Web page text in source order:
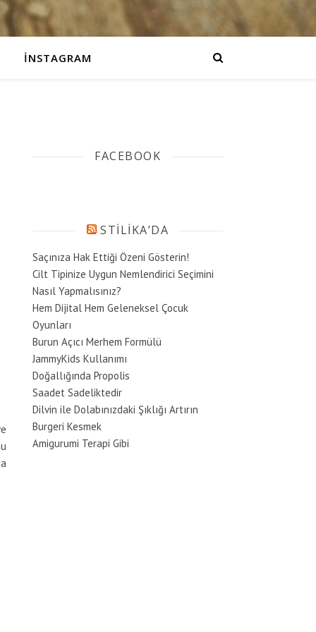
İNSTAGRAM
FACEBOOK
STILIKA’DA
Saçınıza Hak Ettiği Özeni Gösterin!
Cilt Tipinize Uygun Nemlendirici Seçimini
Nasıl Yapmalısınız?
Hem Dijital Hem Geleneksel Çocuk
Oyunları
Burun Açıcı Merhem Formülü
JammyKids Kullanımı
Doğallığında Propolis
Saadet Sadeliktedir
Dilvin ile Dolabınızdaki Şıklığı Artırın
Burgeri Kesmek
Amigurumi Terapi Gibi